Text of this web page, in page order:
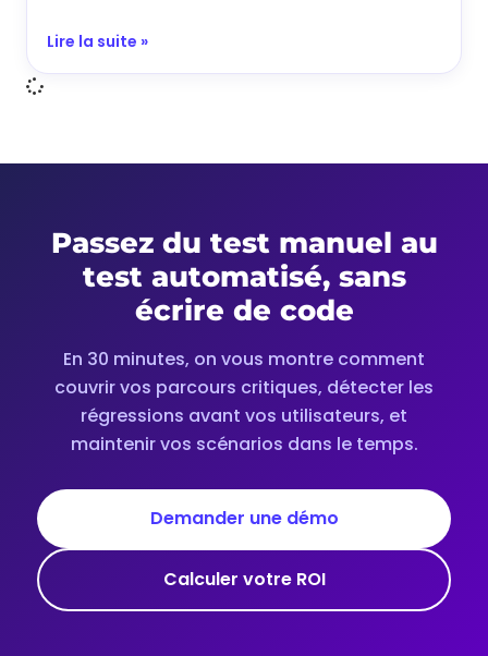
Lire la suite »
Passez du test manuel au
test automatisé, sans
écrire de code
En 30 minutes, on vous montre comment
couvrir vos parcours critiques, détecter les
régressions avant vos utilisateurs, et
maintenir vos scénarios dans le temps.
Demander une démo
Calculer votre ROI